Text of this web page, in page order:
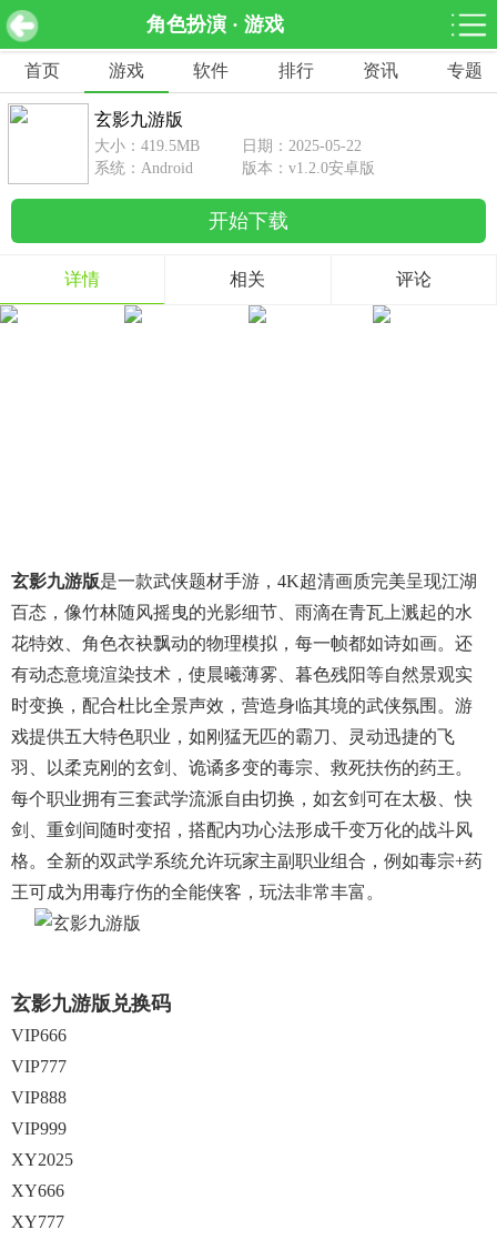
角色扮演 · 游戏
网游分类 软件分类
休闲益智
462款游戏
赛车竞速
122款游戏
1642款游戏
动作射击
351款游戏
69款游戏
经营养成
策略塔防
冒险解谜
首页 游戏 软件 排行 资讯 专题
玄影九游版 v1.2.0安卓版 下载
玄影九游版
大小：419.5MB
日期：2025-05-22
系统：Android
版本：v1.2.0安卓版
开始下载
详情 相关 评论
玄影九游版是一款武侠题材手游，4K超清画质完美呈现江湖
百态，像竹林随风摇曳的光影细节、雨滴在青瓦上溅起的水
花特效、角色衣袂飘动的物理模拟，每一帧都如诗如画。还
有动态意境渲染技术，使晨曦薄雾、暮色残阳等自然景观实
时变换，配合杜比全景声效，营造身临其境的武侠氛围。游
戏提供五大特色职业，如刚猛无匹的霸刀、灵动迅捷的飞
羽、以柔克刚的玄剑、诡谲多变的毒宗、救死扶伤的药王。
每个职业拥有三套武学流派自由切换，如玄剑可在太极、快
剑、重剑间随时变招，搭配内功心法形成千变万化的战斗风
格。全新的双武学系统允许玩家主副职业组合，例如毒宗+药
王可成为用毒疗伤的全能侠客，玩法非常丰富。
玄影九游版兑换码
VIP666
VIP777
VIP888
VIP999
XY2025
XY666
XY777